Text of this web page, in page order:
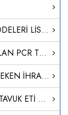
BAKANLIKÇA ONAYLI YEM KATKI MADDELERİ LİSTESİ GÜNCELLENDİ
TARIM ÜRÜNLERİNE YÖNELİK YAPTIRILAN PCR TESTLERİ
MERKEZ BANKASI’NA SATILMASI GEREKEN İHRACAT DÖVİZ GELİRİ ORANI YÜZDE 30'A İNDİRİLDİ
KAYDA BAGLI İHRACAT - HOROZ VE TAVUK ETİ KAYIT UYGULAMASI HK.